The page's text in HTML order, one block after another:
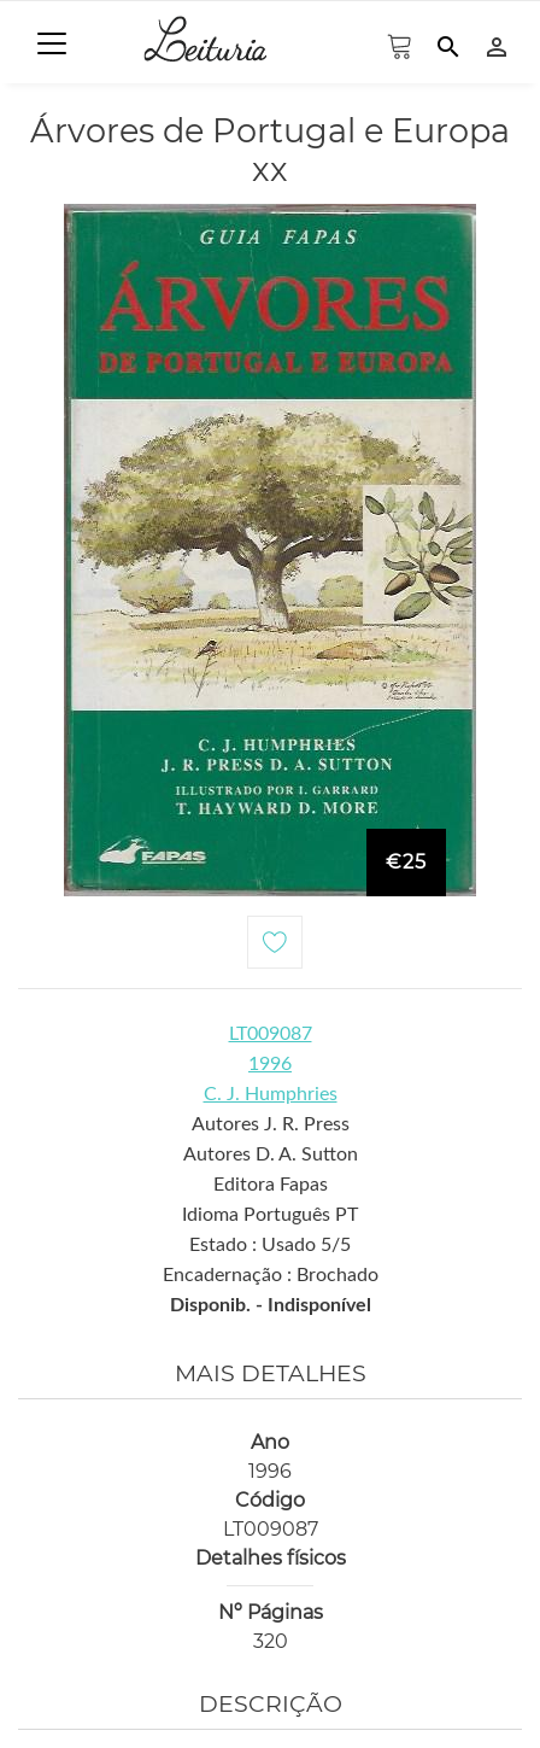
search person_outline
Árvores de Portugal e Europa
xx
€25
LT009087
1996
C. J. Humphries
Autores J. R. Press
Autores D. A. Sutton
Editora Fapas
Idioma Português PT
Estado : Usado 5/5
Encadernação : Brochado
Disponib. -
Indisponível
MAIS DETALHES
Ano
1996
Código
LT009087
Detalhes físicos
Nº Páginas
320
DESCRIÇÃO